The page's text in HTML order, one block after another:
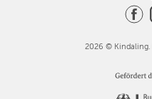
2026 ©